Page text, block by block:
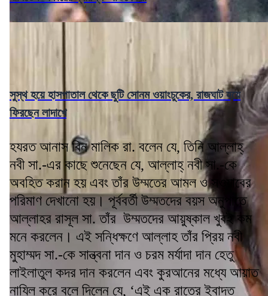
সুস্থ হয়ে হাসপাতাল থেকে ছুটি সোনম ওয়াংচুকের, রাজঘাট হয়ে
ফিরছেন লাদাখে
হযরত আনাস বিন মালিক রা. বলেন যে, তিনি আল্লাহ্
নবী সা.-এর কাছে শুনেছেন যে, আল্লাহ্ নবী সা.-কে
অবহিত করান হয় এবং তাঁর উম্মতের আমল ও সওয়াবের
পরিমাণ দেখানো হয়। পূর্ববর্তী উম্মতদের বয়স অনুপাতে
আল্লাহর রাসূল সা. তাঁর উম্মতদের আয়ুষ্কাল খুবই কম
মনে করলেন। এই সন্ধিক্ষণে আল্লাহ তাঁর প্রিয় নবী
মুহাম্মদ সা.-কে সান্ত্বনা দান ও চরম মর্যাদা দান হেতু
লাইলাতুল কদর দান করলেন এবং কুরআনের মধ্যে আয়াত
নাযিল করে বলে দিলেন যে, ‘এই এক রাতের ইবাদত